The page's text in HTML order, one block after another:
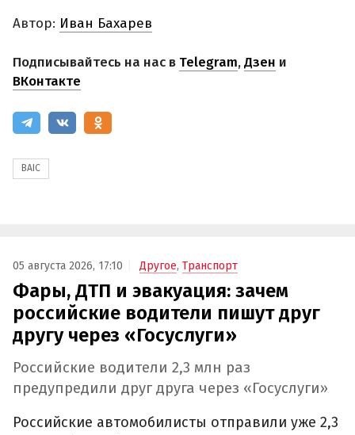
Автор: Иван Бахарев
Подписывайтесь на нас в Telegram,Дзен и
ВКонтакте
BAIC
05 августа 2026, 17:10 Другое, Транспорт
Фары, ДТП и эвакуация: зачем
российские водители пишут друг
другу через «Госуслуги»
Российские водители 2,3 млн раз
предупредили друг друга через «Госуслуги»
Российские автомобилисты отправили уже 2,3